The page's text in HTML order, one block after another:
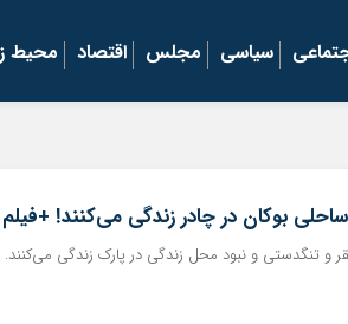
سیاسی مجلس اقتصاد محیط
بوکان در چادر زندگی می‌کنند! +فیلم
و تنگدستی و نبود محل زندگی در پارک زندگی می‌کنند.